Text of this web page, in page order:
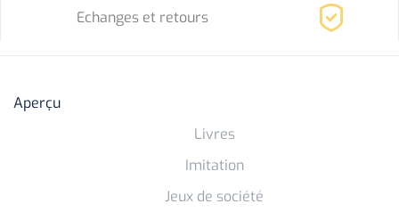
Echanges et retours
Aperçu
Livres
Imitation
Jeux de société